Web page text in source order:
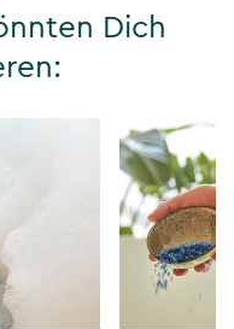
Dich